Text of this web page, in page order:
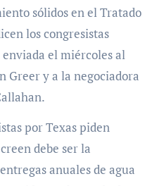
sólidos en el Tratado
los congresistas
el miércoles al
Greer y a la negociadora
por Texas piden
debe ser la
anuales de agua